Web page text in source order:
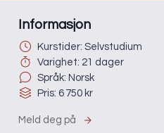
Informasjon
Kurstider: Selvstudium
Varighet: 21 dager
Språk: Norsk
Pris: 6 750 kr
Meld deg på